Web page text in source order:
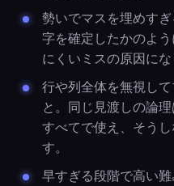
勢いでマスを埋めす
字を確定したかのよ
にくいミスの原因にな
行や列全体を無視し
と。同じ見渡しの論
すべてで使え、そう
す。
早すぎる段階で高い